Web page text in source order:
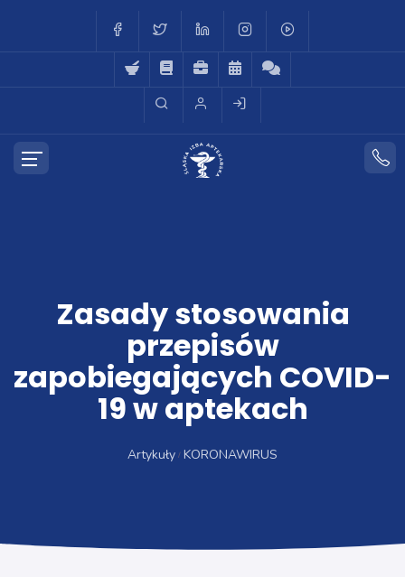
Zasady stosowania
przepisów
zapobiegających COVID-
19 w aptekach
Artykuły KORONAWIRUS